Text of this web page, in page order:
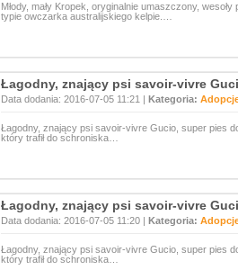
Młody, mały Kropek, oryginalnie umaszczony,
typie owczarka australijskiego kelpie.…
Łagodny, znający psi savoir-vivre
Data dodania: 2016-07-05 11:21 | Kategoria:
Łagodny, znający psi savoir-vivre Gucio, super pies
który trafił do schroniska…
Łagodny, znający psi savoir-vivre
Data dodania: 2016-07-05 11:20 | Kategoria:
Łagodny, znający psi savoir-vivre Gucio, super pies
który trafił do schroniska…